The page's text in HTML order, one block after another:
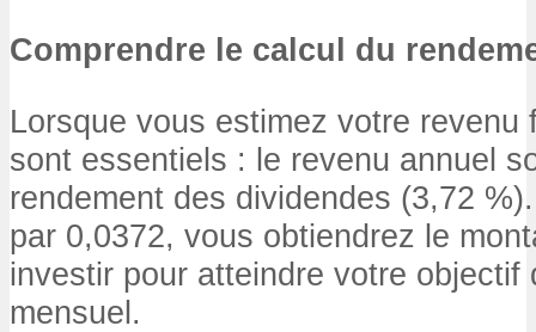
Comprendre le calcul du
Lorsque vous estimez votre revenu
sont essentiels : le revenu annuel
rendement des dividendes (3,72
par 0,0372, vous obtiendrez le
investir pour atteindre votre objectif
mensuel.